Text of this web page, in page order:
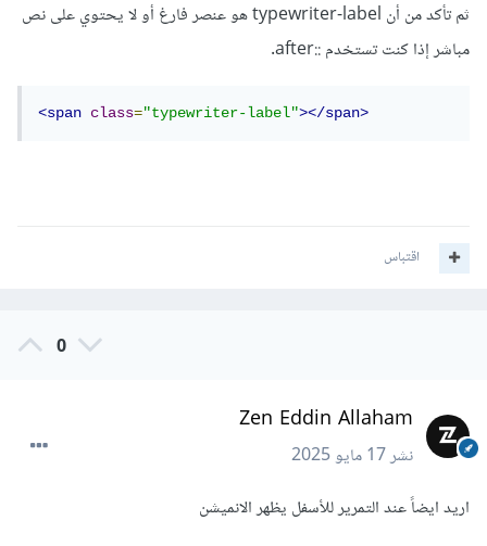
ثم تأكد من أن typewriter-label هو عنصر فارغ أو لا يحتوي على نص
مباشر إذا كنت تستخدم ::after.
<span class="typewriter-label"></span>
اقتباس
0
Zen Eddin Allaham
نشر17 مايو 2025
اريد ايضاً عند التمرير للأسفل يظهر الانميشن